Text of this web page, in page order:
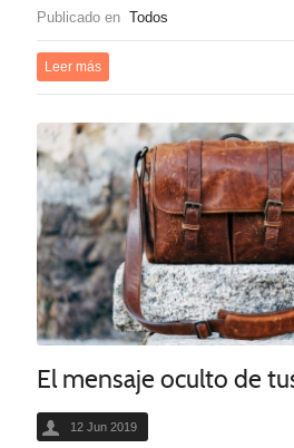
Publicado en Todos
Leer más
El mensaje oculto de
12 Jun 2019